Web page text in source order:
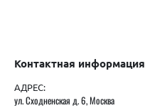
Контактная информация
АДРЕС:
ул. Сходненская д. 6, Москва